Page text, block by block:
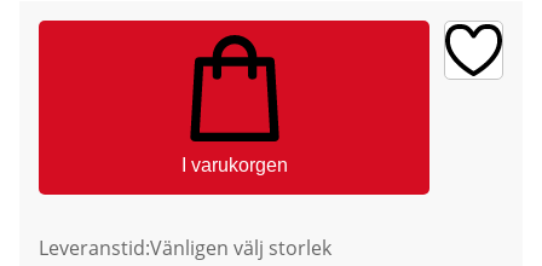
I varukorgen
Leveranstid:Vänligen välj storlek